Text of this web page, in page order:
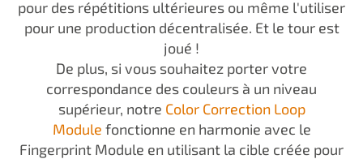
pour des répétitions ultérieures ou même l'utiliser
pour une production décentralisée. Et le tour est
joué !
De plus, si vous souhaitez porter votre
correspondance des couleurs à un niveau
supérieur, notre Color Correction Loop
Module fonctionne en harmonie avec le
Fingerprint Module en utilisant la cible créée pour